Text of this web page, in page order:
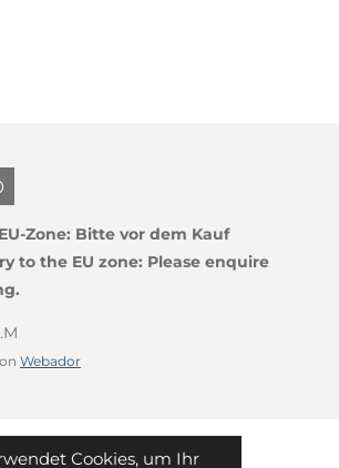
Cookies, um Ihr
a
Zone: Bitte vor dem Kauf
to the EU zone: Please enquire
Webador